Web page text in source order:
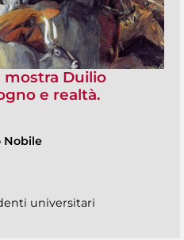
mostra Duilio
e realtà.
Nobile
universitari